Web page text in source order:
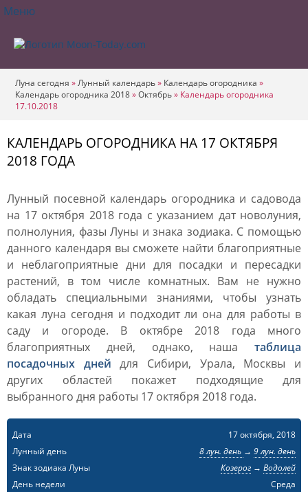
Меню
Луна сегодня »Лунный календарь» Календарь огородника »
Календарь огородника 2018»Октябрь» Календарь огородника
17.10.2018
КАЛЕНДАРЬ ОГОРОДНИКА НА 17 ОКТЯБРЯ
2018 ГОДА
Лунный посевной календарь огородника и садовода
на 17 октября 2018 года с указанием дат новолуния,
полнолуния, фазы Луны и знака зодиака. С помощью
данного календаря вы сможете найти благоприятные
и неблагоприятные дни для посадки и пересадки
растений, в том числе комнатных. Вам не нужно
обладать специальными знаниями, чтобы узнать
какая луна сегодня и подходит ли она для работы в
саду и огороде. В октябре 2018 года много
благоприятных дней, однако, наша таблица
посадочных дней для Сибири, Урала, Москвы и
других областей покажет подходящие для
выбранного дня работы 17 октября 2018 года.
Дата
17 октября, 2018
Лунный день
8 лун. день → 9 лун. день
Знак зодиака Луны
Козерог→ Водолей
День недели
Среда